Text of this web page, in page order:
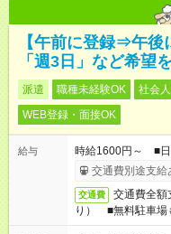
【午前に登録⇒午後
「週3日」など希望
派遣 職種未経験OK 社会
WEB登録・面接OK
給与
時給1600円～ ■日
交通費別途支給
交通費
交通費全
り） ■無料駐車場